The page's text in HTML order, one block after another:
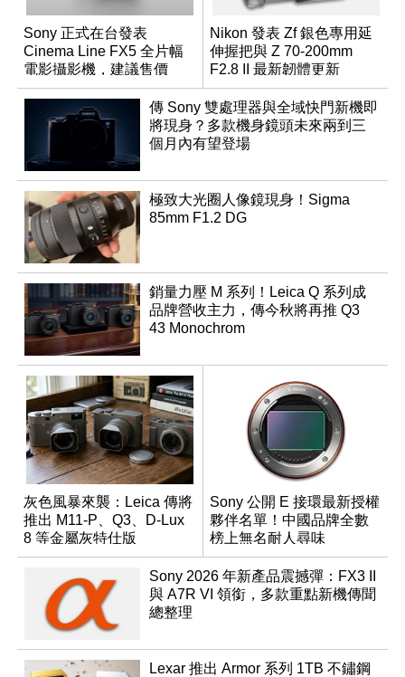
Sony 正式在台發表
Cinema Line FX5 全片幅
電影攝影機，建議售價
NT$144,980
Nikon 發表 Zf 銀色專用延
伸握把與 Z 70-200mm
F2.8 II 最新韌體更新
傳 Sony 雙處理器與全域快門新機即
將現身？多款機身鏡頭未來兩到三
個月內有望登場
極致大光圈人像鏡現身！Sigma
85mm F1.2 DG
銷量力壓 M 系列！Leica Q 系列成
品牌營收主力，傳今秋將再推 Q3
43 Monochrom
灰色風暴來襲：Leica 傳將
推出 M11-P、Q3、D-Lux
8 等金屬灰特仕版
Sony 公開 E 接環最新授權
夥伴名單！中國品牌全數
榜上無名耐人尋味
Sony 2026 年新產品震撼彈：FX3 II
與 A7R VI 領銜，多款重點新機傳聞
總整理
Lexar 推出 Armor 系列 1TB 不鏽鋼